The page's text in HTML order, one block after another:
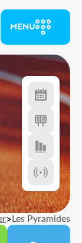
MENU
>Les Pyramides